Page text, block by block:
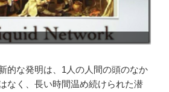
的な発明は、1人の人間の頭のなか
なく、長い時間温め続けられた潜